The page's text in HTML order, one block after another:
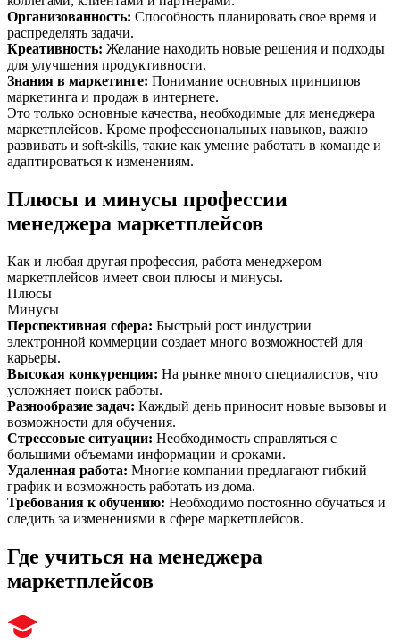
Организованность: Способность планировать свое время и
распределять задачи.
Креативность: Желание находить новые решения и подходы
для улучшения продуктивности.
Знания в маркетинге: Понимание основных принципов
маркетинга и продаж в интернете.
Это только основные качества, необходимые для менеджера
маркетплейсов. Кроме профессиональных навыков, важно
развивать и soft-skills, такие как умение работать в команде и
адаптироваться к изменениям.
Плюсы и минусы профессии
менеджера маркетплейсов
Как и любая другая профессия, работа менеджером
маркетплейсов имеет свои плюсы и минусы.
Плюсы
Минусы
Перспективная сфера: Быстрый рост индустрии
электронной коммерции создает много возможностей для
карьеры.
Высокая конкуренция: На рынке много специалистов, что
усложняет поиск работы.
Разнообразие задач: Каждый день приносит новые вызовы и
возможности для обучения.
Стрессовые ситуации: Необходимость справляться с
большими объемами информации и сроками.
Удаленная работа: Многие компании предлагают гибкий
график и возможность работать из дома.
Требования к обучению: Необходимо постоянно обучаться и
следить за изменениями в сфере маркетплейсов.
Где учиться на менеджера
маркетплейсов